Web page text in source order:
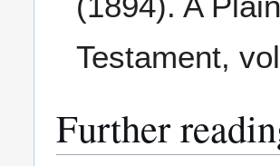
Testament,
Further